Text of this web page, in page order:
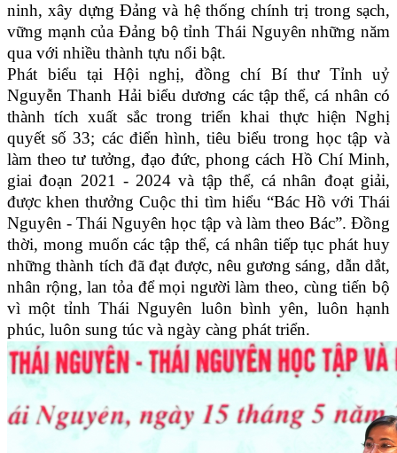
ninh, xây dựng Đảng và hệ thống chính trị trong sạch,
vững mạnh của Đảng bộ tỉnh Thái Nguyên những năm
qua với nhiều thành tựu nổi bật.
Phát biểu tại Hội nghị, đồng chí Bí thư Tỉnh uỷ
Nguyễn Thanh Hải biểu dương các tập thể, cá nhân có
thành tích xuất sắc trong triển khai thực hiện Nghị
quyết số 33; các điển hình, tiêu biểu trong học tập và
làm theo tư tưởng, đạo đức, phong cách Hồ Chí Minh,
giai đoạn 2021 - 2024 và tập thể, cá nhân đoạt giải,
được khen thưởng Cuộc thi tìm hiểu “Bác Hồ với Thái
Nguyên - Thái Nguyên học tập và làm theo Bác”. Đồng
thời, mong muốn các tập thể, cá nhân tiếp tục phát huy
những thành tích đã đạt được, nêu gương sáng, dẫn dắt,
nhân rộng, lan tỏa để mọi người làm theo, cùng tiến bộ
vì một tỉnh Thái Nguyên luôn bình yên, luôn hạnh
phúc, luôn sung túc và ngày càng phát triển.